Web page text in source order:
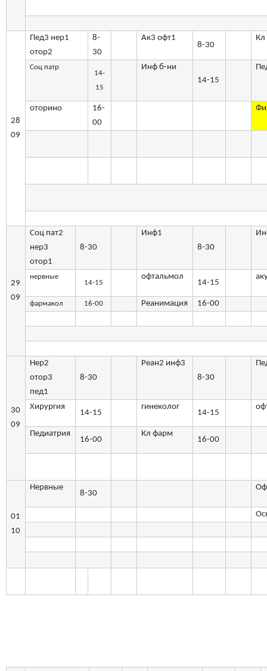
28
09
Пед3 нер1
отор2
8-
30
Ак3 офт1
8-30
Соц патр
14-
15
Инф б-ни
14-15
оторино
16-
00
29
09
Соц пат2
нер3
отор1
8-30
Инф1
8-30
нервные
14-15
офтальмол
14-15
фармакол 16-00 Реанимация 16-00
30
09
Нер2
отор3
пед1
8-30
Реан2 инф3
8-30
Хирургия
14-15
гинеколог
14-15
Педиатрия
16-00
Кл фарм
16-00
01
10
Нервные
8-30